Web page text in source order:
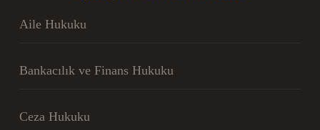
Aile Hukuku
Bankacılık ve Finans Hukuku
Ceza Hukuku